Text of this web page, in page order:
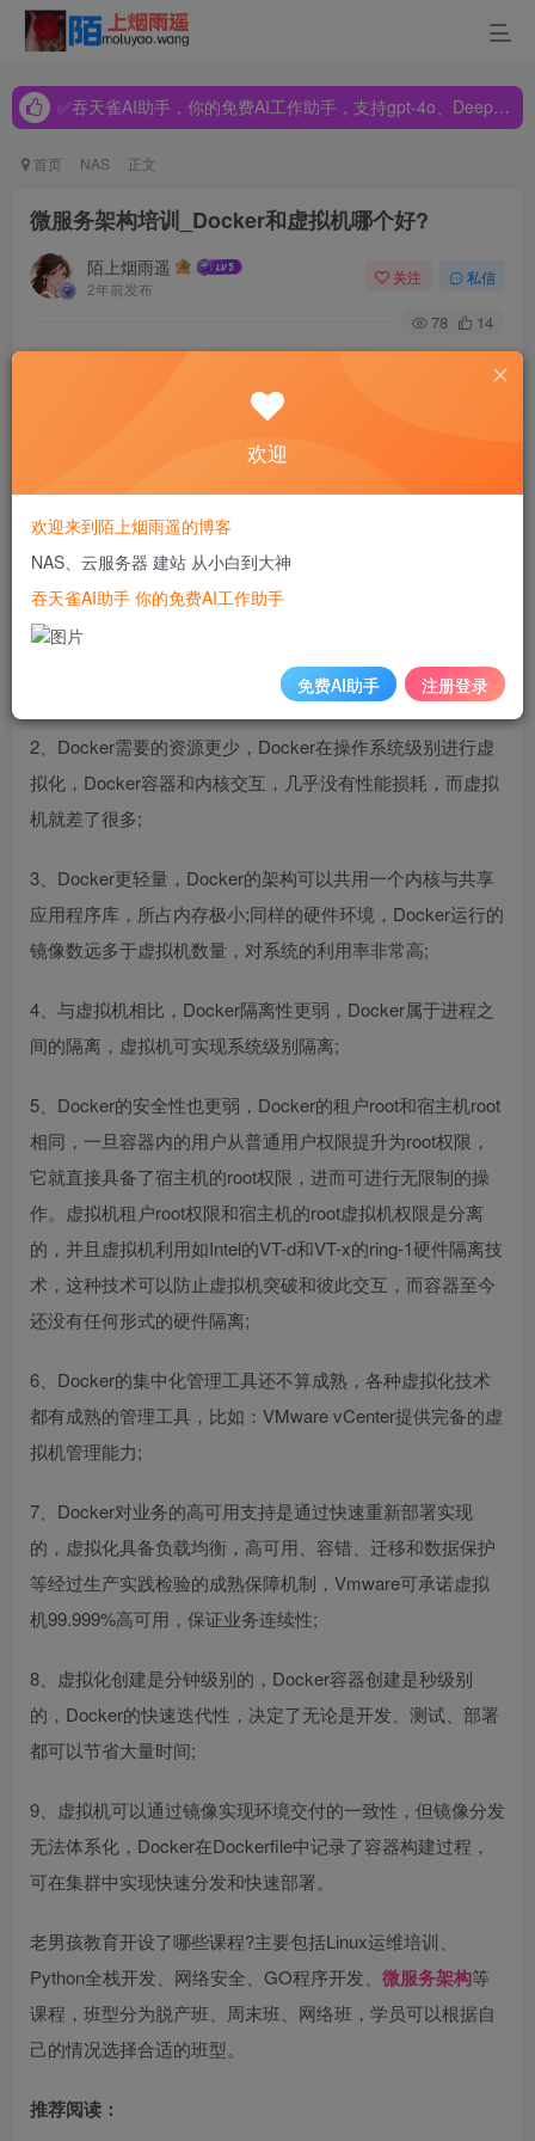
✅吞天雀AI助手，你的免费AI工作助手，支持gpt-4o、DeepSeek、Claude🔥🔥🔥🔥
✅吞天雀AI助手，你的免费AI工作助手，支持gpt-4o、DeepSeek、Claude🔥🔥🔥🔥
首页 NAS 正文
微服务架构培训_Docker和虚拟机哪个好?
陌上烟雨遥
2年前发布
关注 私信
78 14
Docker是一种轻量级的虚拟化技术，比传统的虚拟机性能更
好，但也有人认为虚拟机比Docker更好，那么Docker和虚拟
Docker和虚拟机有各自擅长的领域，在软件开发、测试场景
和生产运维场景中各有优劣势：
1、Docker启动快速属于秒级别，虚拟机通常需要几分钟去
2、Docker需要的资源更少，Docker在操作系统级别进行虚
拟化，Docker容器和内核交互，几乎没有性能损耗，而虚拟
机就差了很多;
3、Docker更轻量，Docker的架构可以共用一个内核与共享
应用程序库，所占内存极小;同样的硬件环境，Docker运行的
镜像数远多于虚拟机数量，对系统的利用率非常高;
4、与虚拟机相比，Docker隔离性更弱，Docker属于进程之
间的隔离，虚拟机可实现系统级别隔离;
5、Docker的安全性也更弱，Docker的租户root和宿主机root
相同，一旦容器内的用户从普通用户权限提升为root权限，
它就直接具备了宿主机的root权限，进而可进行无限制的操
作。虚拟机租户root权限和宿主机的root虚拟机权限是分离
的，并且虚拟机利用如Intel的VT-d和VT-x的ring-1硬件隔离技
术，这种技术可以防止虚拟机突破和彼此交互，而容器至今
还没有任何形式的硬件隔离;
6、Docker的集中化管理工具还不算成熟，各种虚拟化技术
都有成熟的管理工具，比如：VMware vCenter提供完备的虚
拟机管理能力;
7、Docker对业务的高可用支持是通过快速重新部署实现
的，虚拟化具备负载均衡，高可用、容错、迁移和数据保护
等经过生产实践检验的成熟保障机制，Vmware可承诺虚拟
机99.999%高可用，保证业务连续性;
8、虚拟化创建是分钟级别的，Docker容器创建是秒级别
的，Docker的快速迭代性，决定了无论是开发、测试、部署
都可以节省大量时间;
9、虚拟机可以通过镜像实现环境交付的一致性，但镜像分发
无法体系化，Docker在Dockerfile中记录了容器构建过程，
可在集群中实现快速分发和快速部署。
老男孩教育开设了哪些课程?主要包括Linux运维培训、
Python全栈开发、网络安全、GO程序开发、 微服务架构等
课程，班型分为脱产班、周末班、网络班，学员可以根据自
己的情况选择合适的班型。
推荐阅读：
欢迎
欢迎来到陌上烟雨遥的博客
NAS、云服务器 建站 从小白到大神
吞天雀AI助手 你的免费AI工作助手
免费AI助手 注册登录